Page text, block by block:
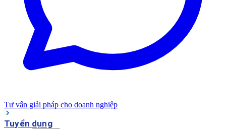
Tư vấn giải pháp cho doanh nghiệp
Tuyển dụng